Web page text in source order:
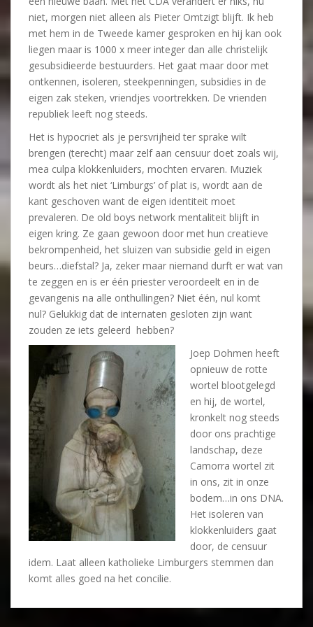
niet, morgen niet alleen als Pieter Omtzigt blijft. Ik heb
met hem in de Tweede kamer gesproken en hij kan ook
liegen maar is 1000 x meer integer dan alle christelijk
gesubsidieerde bestuurders. Het gaat maar door met
ontkennen, isoleren, steekpenningen, subsidies in de
eigen zak steken, vriendjes voortrekken. De vrienden
republiek leeft nog steeds.
Het is hypocriet als je persvrijheid ter sprake wilt
brengen (terecht) maar zelf aan censuur doet zoals wij,
mea culpa klokkenluiders, mochten ervaren. Muziek
wordt als het niet ‘Limburgs’ of plat is, wordt aan de
kant geschoven want de eigen identiteit moet
prevaleren. De old boys network mentaliteit blijft in
eigen kring. Ze gaan gewoon door met hun creatieve
bekrompenheid, het sluizen van subsidie geld in eigen
beurs…diefstal? Ja, zeker maar niemand durft er wat van
te zeggen en is er één priester veroordeelt en in de
gevangenis na alle onthullingen? Niet één, nul komt
nul? Gelukkig dat de internaten gesloten zijn want
zouden ze iets geleerd hebben?
Joep Dohmen heeft
opnieuw de rotte
wortel blootgelegd
en hij, de wortel,
kronkelt nog steeds
door ons prachtige
landschap, deze
Camorra wortel zit
in ons, zit in onze
bodem…in ons DNA.
Het isoleren van
klokkenluiders gaat
door, de censuur
idem. Laat alleen katholieke Limburgers stemmen dan
komt alles goed na het concilie.